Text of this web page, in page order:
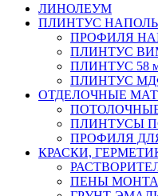
ЛИНОЛЕУМ
ПЛИНТУС
ПРОФИЛЯ
ПЛИНТУС
ПЛИНТУС 58
ПЛИНТУС
ОТДЕЛОЧНЫЕ
ПЛИНТУСЫ
ПРОФИЛЯ
КРАСКИ,
ПЕНЫ